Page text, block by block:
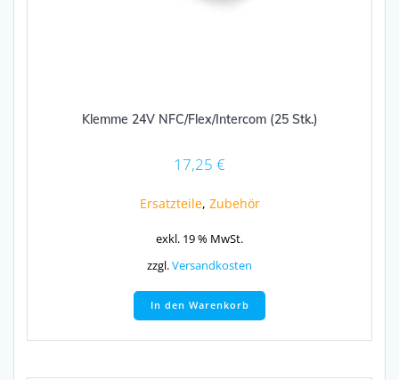
Klemme 24V NFC/Flex/Intercom (25 Stk.)
17,25 €
Ersatzteile, Zubehör
exkl. 19 % MwSt.
zzgl.Versandkosten
In den Warenkorb